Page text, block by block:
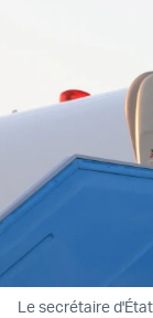
Le secrétaire